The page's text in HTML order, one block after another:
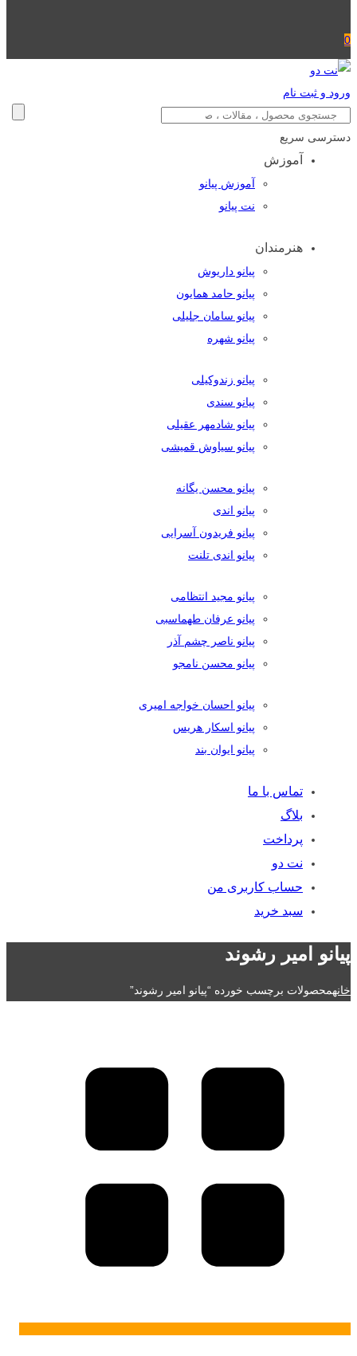
0
ورود و ثبت نام
دسترسی سریع
آموزش
آموزش پیانو
نت پیانو
هنرمندان
پیانو داریوش
پیانو حامد همایون
پیانو سامان جلیلی
پیانو شهره
پیانو زندوکیلی
پیانو سندی
پیانو شادمهر عقیلی
پیانو سیاوش قمیشی
پیانو محسن یگانه
پیانو اندی
پیانو فریدون آسرایی
پیانو اندی تلنت
پیانو مجید انتظامی
پیانو عرفان طهماسبی
پیانو ناصر چشم آذر
پیانو محسن نامجو
پیانو احسان خواجه امیری
پیانو اسکار هریس
پیانو ایوان بند
تماس با ما
بلاگ
پرداخت
نت دو
حساب کاربری من
سبد خرید
پیانو امیر رشوند
خانهمحصولات برچسب خورده “پیانو امیر رشوند”